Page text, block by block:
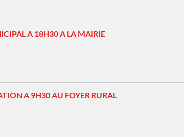
A 18H30 A LA MAIRIE
A 9H30 AU FOYER RURAL